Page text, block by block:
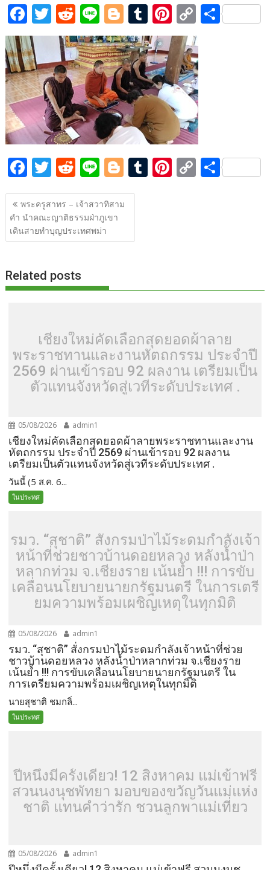
F
ac
e
b
o
o
k
T
w
itt
er
R
e
d
di
t
Li
n
e
Bl
o
g
g
er
T
u
m
bl
r
Pi
nt
er
e
st
C
o
p
y
Li
n
k
S
F
ac
e
b
o
k
T
w
itt
er
R
e
d
di
t
Li
n
e
Bl
o
g
er
T Pi C
k
S
แนะแนว
เรื่อง
พระครูสาทร – เจ้าสวาทิสาม
คำ นำคณะญาติธรรมฝ่าภูเขา
เดินสายทำบุญประเทศพม่า
Related posts
เชียงใหม่คัดเลือกสุดยอดผ้าลาย
พระราชทานและงานหัตถกรรม ประจำปี
2569 ผ่านเข้ารอบ 92 ผลงาน เตรียมเป็น
ตัวแทนจังหวัดสู่เวทีระดับประเทศ .
05/08/2026 admin1
เชียงใหม่คัดเลือกสุดยอดผ้าลายพระราชทานและงาน
หัตถกรรม ประจำปี 2569 ผ่านเข้ารอบ 92 ผลงาน
เตรียมเป็นตัวแทนจังหวัดสู่เวทีระดับประเทศ .
วันนี้ (5 ส.ค. 6...
ในประทศ
รมว. “สุชาติ” สั่งกรมป่าไม้ระดมกำลังเจ้า
หน้าที่ช่วยชาวบ้านดอยหลวง หลังน้ำป่า
หลากท่วม จ.เชียงราย เน้นย้ำ !!! การขับ
เคลื่อนนโยบายนายกรัฐมนตรี ในการเตรี
ยมความพร้อมเผชิญเหตุในทุกมิติ
05/08/2026 admin1
รมว. “สุชาติ” สั่งกรมป่าไม้ระดมกำลังเจ้าหน้าที่ช่วย
ชาวบ้านดอยหลวง หลังน้ำป่าหลากท่วม จ.เชียงราย
เน้นย้ำ !!! การขับเคลื่อนนโยบายนายกรัฐมนตรี ใน
การเตรียมความพร้อมเผชิญเหตุในทุกมิติ
นายสุชาติ ชมกลิ่...
ในประทศ
ปีหนึ่งมีครั้งเดียว! 12 สิงหาคม แม่เข้าฟรี
สวนนงนุชพัทยา มอบของขวัญวันแม่แห่ง
ชาติ แทนคำว่ารัก ชวนลูกพาแม่เที่ยว
05/08/2026 admin1